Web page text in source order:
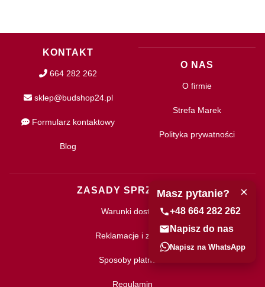
KONTAKT
664 282 262
sklep@budshop24.pl
Formularz kontaktowy
Blog
O NAS
O firmie
Strefa Marek
Polityka prywatności
ZASADY SPRZEDAŻY
Warunki dostawy
Reklamacje i zwroty
Sposoby płatności
Regulamin
×
Masz pytanie?
+48 664 282 262
Napisz do nas
Napisz na WhatsApp